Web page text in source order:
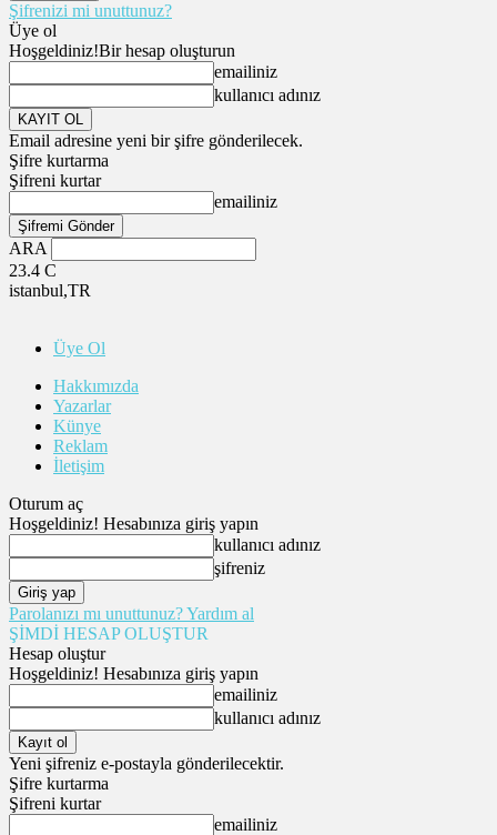
Şifrenizi mi unuttunuz?
Üye ol
Hoşgeldiniz!Bir hesap oluşturun
emailiniz
kullanıcı adınız
Email adresine yeni bir şifre gönderilecek.
Şifre kurtarma
Şifreni kurtar
emailiniz
ARA
23.4 C
istanbul,TR
Üye Ol
Hakkımızda
Yazarlar
Künye
Reklam
İletişim
Oturum aç
Hoşgeldiniz! Hesabınıza giriş yapın
kullanıcı adınız
şifreniz
Parolanızı mı unuttunuz? Yardım al
ŞİMDİ HESAP OLUŞTUR
Hesap oluştur
Hoşgeldiniz! Hesabınıza giriş yapın
emailiniz
kullanıcı adınız
Yeni şifreniz e-postayla gönderilecektir.
Şifre kurtarma
Şifreni kurtar
emailiniz